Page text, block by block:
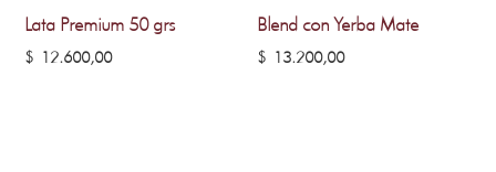
Lata Premium 50 grs
$ 12.600,00
Blend con Yerba Mate
$ 13.200,00